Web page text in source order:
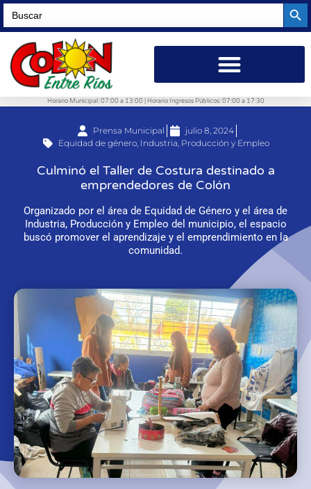
Search
for:
Horario Municipal: 07:00 a 13:00 | Horario Ingresos Públicos: 07:00 a 17:30
Prensa Municipal
julio 8, 2024
Equidad de género, Industria, Producción y Empleo
Culminó el Taller de Costura destinado a
emprendedores de Colón
Organizado por el área de Equidad de Género y el área de
Industria, Producción y Empleo del municipio, el espacio
buscó promover el aprendizaje y el emprendimiento en la
comunidad.